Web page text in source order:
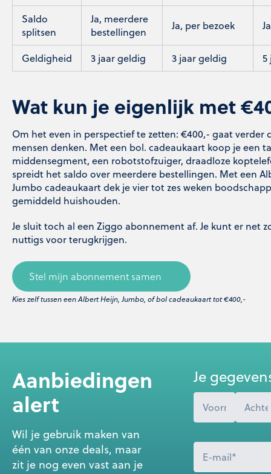
Saldo
splitsen
Ja, meerdere
bestellingen
Ja, per bezoek
Geldigheid 3 jaar geldig 3 jaar geldig 5
Wat kun je eigenlijk met
Om het even in perspectief te zetten: €400,- gaat verder
mensen denken. Met een bol. cadeaukaart koop je een
middensegment, een robotstofzuiger, draadloze
spreidt het saldo over meerdere bestellingen. Met een
Jumbo cadeaukaart dek je vier tot zes weken
gemiddeld huishouden.
Je sluit toch al een Ziggo abonnement af. Je kunt er net
nuttigs voor terugkrijgen.
Stel mijn abonnement samen
Kies zelf tussen een Albert Heijn, Jumbo, of bol cadeaukaart tot €400,-
Aanbiedingen
alert
Wil je gebruik maken van
één van onze deals, maar
zit je nog even vast aan je
Je